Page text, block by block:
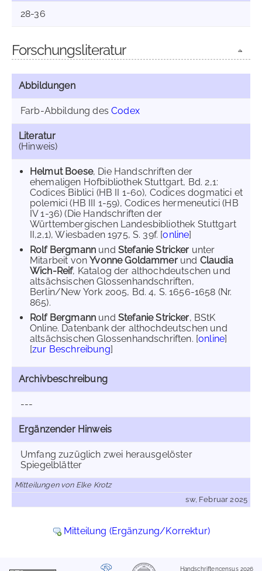
28-36
Forschungsliteratur
Abbildungen
Farb-Abbildung desCodex
Literatur
(Hinweis)
Helmut Boese, Die Handschriften der
ehemaligen Hofbibliothek Stuttgart, Bd. 2,1:
Codices Biblici (HB II 1-60), Codices dogmatici et
polemici (HB III 1-59), Codices hermeneutici (HB
IV 1-36) (Die Handschriften der
Württembergischen Landesbibliothek Stuttgart
II,2,1), Wiesbaden 1975, S. 39f. [online]
Rolf Bergmann und Stefanie Stricker unter
Mitarbeit vonYvonne Goldammerund Claudia
Wich-Reif, Katalog der althochdeutschen und
altsächsischen Glossenhandschriften,
Berlin/New York 2005, Bd. 4, S. 1656-1658 (Nr.
865).
Rolf Bergmann und Stefanie Stricker, BStK
Online. Datenbank der althochdeutschen und
altsächsischen Glossenhandschriften. [online]
[zur Beschreibung]
Archivbeschreibung
---
Ergänzender Hinweis
Umfang zuzüglich zwei herausgelöster
Spiegelblätter
Mitteilungen von Elke Krotz
sw, Februar 2025
Mitteilung (Ergänzung/Korrektur)
Handschriftencensus 2026